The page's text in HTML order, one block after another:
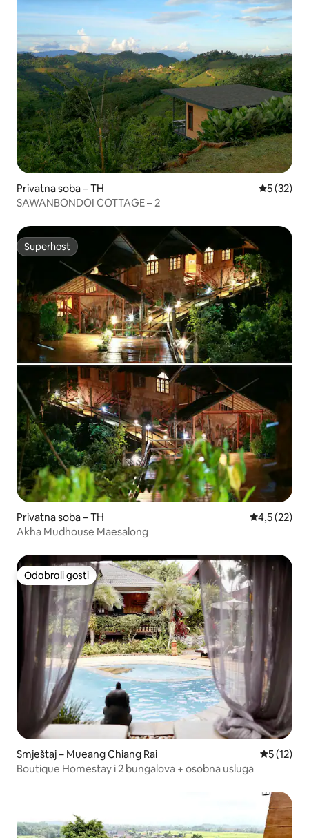
Privatna soba – TH Prosječna
5 (32)
SAWANBONDOI COTTAGE – 2
Superhost
Superhost
Privatna soba – TH Prosječna
4,5 (22)
Akha Mudhouse Maesalong
Odabrali gosti
Odabrali gosti
Smještaj – Mueang Chiang Rai Prosječna
5 (12)
Boutique Homestay i 2 bungalova + osobna usluga